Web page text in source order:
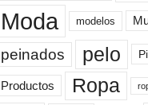
Moda modelos
peinados pelo
Productos Ropa